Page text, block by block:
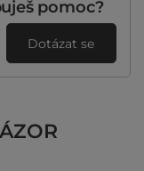
pomoc?
Dotázat se